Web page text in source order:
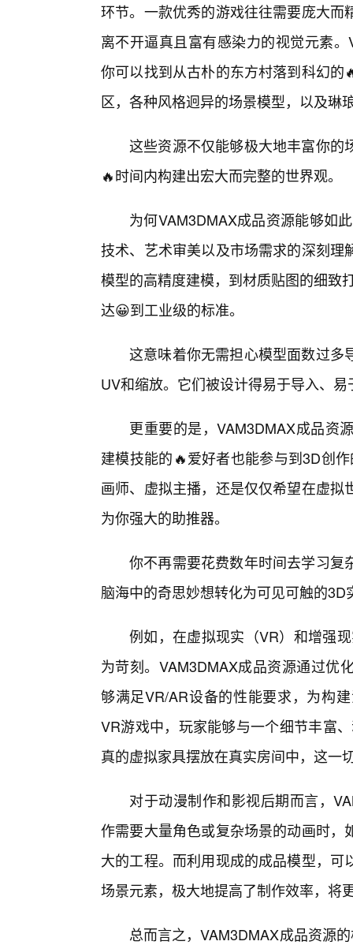
环节。一款优秀的游戏往往需要庞大
离不开逼真且富有感染力的视觉元素
你可以找到从古朴的东方村落到科幻
区，各种风格迥异的场景模型，以及琳
这些资源不仅能够极大地丰富你的
🔥时间内构建出宏大而完整的世界观。
为何VAM3DMAX成品资源能够如
技术、艺术审美以及市场需求的深刻
模型的高精度建模，到材质贴图的细致
达😀到工业级的标准。
这意味着你无需担心模型面数过多
UV和缩放。它们被设计得易于导入、
更重要的是，VAM3DMAX成品资
建模技能的🔥爱好者也能参与到3D创
画师、虚拟主播，还是仅仅希望在虚
为你强大的助推器。
你不再需要花费数年时间去学习复
脑海中的奇思妙想转化为可见可触的3D
例如，在虚拟现实（VR）和增强
为苛刻。VAM3DMAX成品资源通过优
够满足VR/AR设备的性能要求，为构
VR游戏中，玩家能够与一个细节丰富
真的虚拟家具摆放在真实房间中，这一
对于动漫制作和影视后期而言，
作需要大量角色或复杂场景的动画时
大的工程。而利用现成的成品模型，
场景元素，极大地提高了制作效率，将
总而言之，VAM3DMAX成品资源